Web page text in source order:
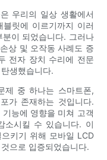
우리의 일상 생활에서
릿에 이르기까지 이러
이 되었습니다. 그러나
상 및 오작동 사례도 증
전자 장치 수리에 전문
생했습니다.
제 중 하나는 스마트폰,
가 존재하는 것입니다.
능에 영향을 미쳐 고객
소시킬 수 있습니다. 이
키기 위해 모바일 LCD
으로 입증되었습니다.